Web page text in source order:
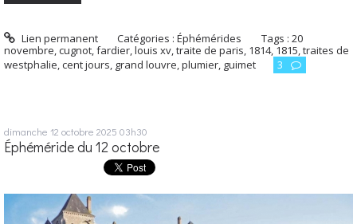
Lien permanent Catégories :Éphémérides Tags :20
novembre,cugnot,fardier,louis xv,traite de paris, 1814, 1815,traites de
westphalie,cent jours, grand louvre,plumier, guimet 3
dimanche 12 octobre 2025 03h30
Éphéméride du 12 octobre